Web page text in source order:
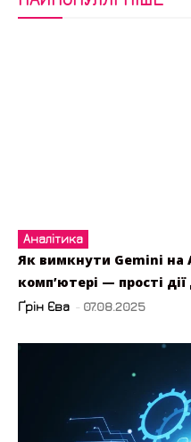
Аналітика
Як вимкнути Gemini на
комп’ютері — прості
Ґрін Єва - 07.08.2025